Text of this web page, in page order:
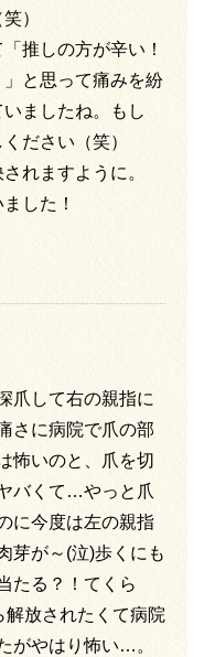
）
推しの方が辛い！
と思って痛みを紛
ましたね。もし
ださい（笑）
れますように。
した！
爪して右の親指に
さに病院で爪の部
怖いのと、爪を切
バくて…やっと爪
に今度は左の親指
芽が～(泣)歩くにも
たる？！てくら
解放されたくて病院
がやはり怖い…。